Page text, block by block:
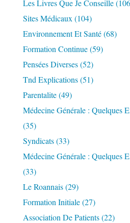
Les Livres Que Je Conseille
Sites Médicaux (104)
Environnement Et Santé(68)
Formation Continue(59)
Pensées Diverses(52)
Tnd Explications(51)
Parentalite(49)
Médecine Générale : Quelques
(35)
Syndicats(33)
Médecine Générale : Quelques
(33)
Le Roannais(29)
Formation Initiale(27)
Association De Patients(22)